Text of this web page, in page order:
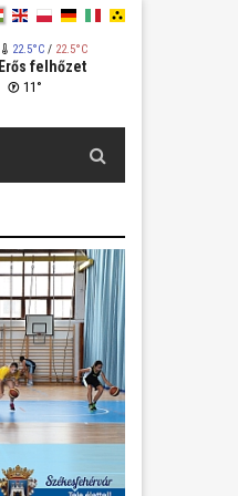
22.5°C/ 22.5°C
Erős felhőzet
11°